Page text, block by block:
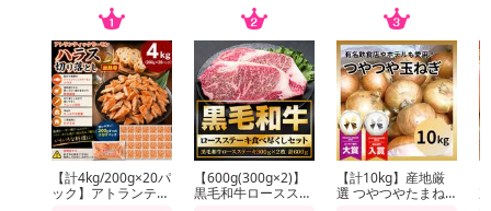
【計4kg/200g×20パ
ック】アトランティ
【600g(300g×2)】
黒毛和牛ロースステ
【計10kg】産地厳
選 つやつやたまね